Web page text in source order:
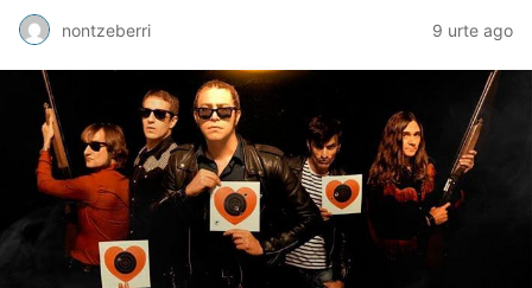
nontzeberri 9 urte ago